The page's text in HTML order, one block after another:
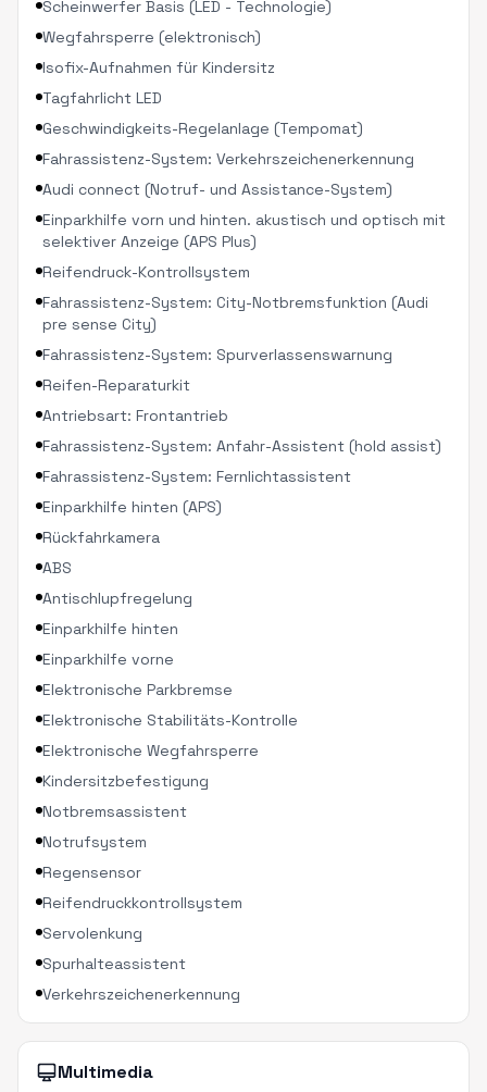
Scheinwerfer Basis (LED - Technologie)
Wegfahrsperre (elektronisch)
Isofix-Aufnahmen für Kindersitz
Tagfahrlicht LED
Geschwindigkeits-Regelanlage (Tempomat)
Fahrassistenz-System: Verkehrszeichenerkennung
Audi connect (Notruf- und Assistance-System)
Einparkhilfe vorn und hinten. akustisch und optisch mit
selektiver Anzeige (APS Plus)
Reifendruck-Kontrollsystem
Fahrassistenz-System: City-Notbremsfunktion (Audi
pre sense City)
Fahrassistenz-System: Spurverlassenswarnung
Reifen-Reparaturkit
Antriebsart: Frontantrieb
Fahrassistenz-System: Anfahr-Assistent (hold assist)
Fahrassistenz-System: Fernlichtassistent
Einparkhilfe hinten (APS)
Rückfahrkamera
ABS
Antischlupfregelung
Einparkhilfe hinten
Einparkhilfe vorne
Elektronische Parkbremse
Elektronische Stabilitäts-Kontrolle
Elektronische Wegfahrsperre
Kindersitzbefestigung
Notbremsassistent
Notrufsystem
Regensensor
Reifendruckkontrollsystem
Servolenkung
Spurhalteassistent
Verkehrszeichenerkennung
Multimedia